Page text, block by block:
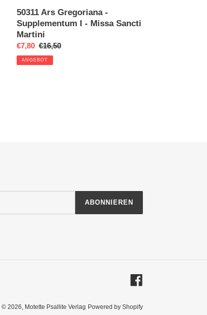
50311 Ars Gregoriana -
Supplementum I - Missa Sancti
Martini
Sonderpreis
€7,80 Normaler
Preis
€16,50
ANGEBOT
ABONNIEREN
© 2026, Motette Psallite Verlag Powered by Shopify